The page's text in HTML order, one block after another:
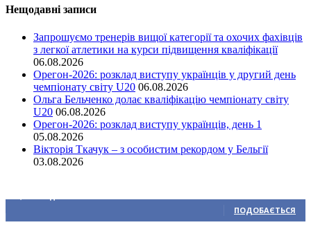
Нещодавні записи
Запрошуємо тренерів вищої категорії та охочих фахівців
з легкої атлетики на курси підвищення кваліфікації
06.08.2026
Орегон-2026: розклад виступу українців у другий день
чемпіонату світу U20 06.08.2026
Ольга Бельченко долає кваліфікацію чемпіонату світу
U20 06.08.2026
Орегон-2026: розклад виступу українців, день 1
05.08.2026
Вікторія Ткачук – з особистим рекордом у Бельгії
03.08.2026
ПОДОБАЄТЬСЯ